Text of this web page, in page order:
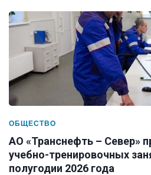
ОБЩЕСТВО
АО «Транснефть – Север»
учебно-тренировочных
полугодии 2026 года